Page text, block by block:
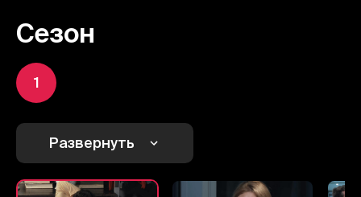
Сезон
1
Развернуть
1
Отправить
Отменить